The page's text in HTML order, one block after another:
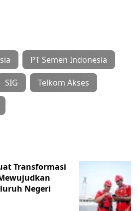
PT Semen Indonesia
SIG Telkom Akses
Transformasi
Negeri